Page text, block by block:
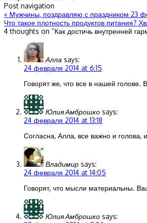
Post navigation
« Мужчины, поздравляю с праздником 23
Что такое плотность продуктов питания?
4 thoughts on “Как достичь внутренней
Алла says:
24 февраля 2014 at 6:15
Говорят же, что все в нашей
Юлия Амброшко says:
24 февраля 2014 at 13:18
Согласна, Алла, все важно и голова,
Владимир says:
24 февраля 2014 at 14:05
Говорят, что мысли материальны.
Юлия Амброшко says: